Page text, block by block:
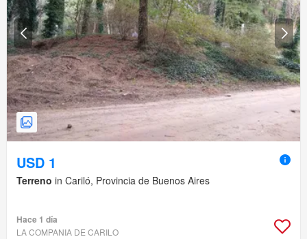
USD 1
Terreno in Cariló, Provincia de Buenos Aires
Hace 1 día
LA COMPANIA DE CARILO